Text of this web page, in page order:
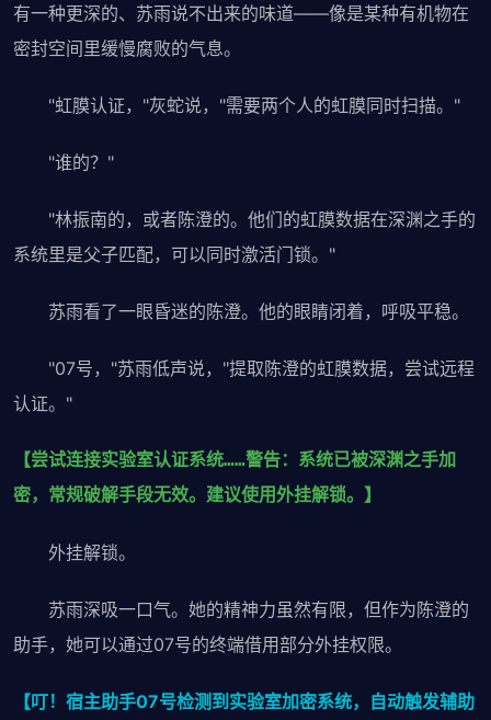
有一种更深的、苏雨说不出来的味道——像是某种有机物在
密封空间里缓慢腐败的气息。
"虹膜认证，"灰蛇说，"需要两个人的虹膜同时扫描。"
"谁的？"
"林振南的，或者陈澄的。他们的虹膜数据在深渊之手的
系统里是父子匹配，可以同时激活门锁。"
苏雨看了一眼昏迷的陈澄。他的眼睛闭着，呼吸平稳。
"07号，"苏雨低声说，"提取陈澄的虹膜数据，尝试远程
认证。"
【尝试连接实验室认证系统……警告：系统已被深渊之手加
密，常规破解手段无效。建议使用外挂解锁。】
外挂解锁。
苏雨深吸一口气。她的精神力虽然有限，但作为陈澄的
助手，她可以通过07号的终端借用部分外挂权限。
【叮！宿主助手07号检测到实验室加密系统，自动触发辅助